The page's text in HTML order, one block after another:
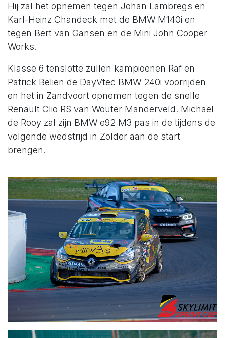
Hij zal het opnemen tegen Johan Lambregs en
Karl-Heinz Chandeck met de BMW M140i en
tegen Bert van Gansen en de Mini John Cooper
Works.
Klasse 6 tenslotte zullen kampioenen Raf en
Patrick Beliën de DayVtec BMW 240i voorrijden
en het in Zandvoort opnemen tegen de snelle
Renault Clio RS van Wouter Manderveld. Michael
de Rooy zal zijn BMW e92 M3 pas in de tijdens de
volgende wedstrijd in Zolder aan de start
brengen.